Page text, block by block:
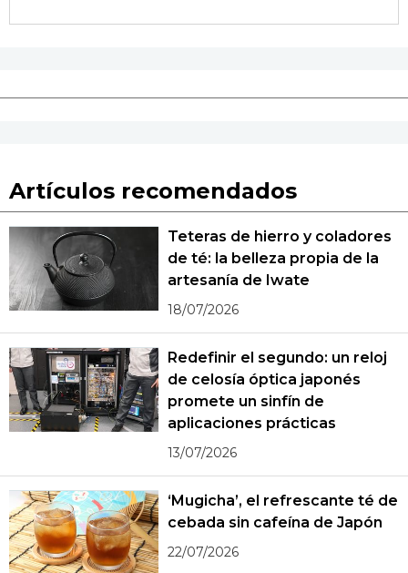
Artículos recomendados
Teteras de hierro y coladores
de té: la belleza propia de la
artesanía de Iwate
18/07/2026
Redefinir el segundo: un reloj
de celosía óptica japonés
promete un sinfín de
aplicaciones prácticas
13/07/2026
‘Mugicha’, el refrescante té de
cebada sin cafeína de Japón
22/07/2026